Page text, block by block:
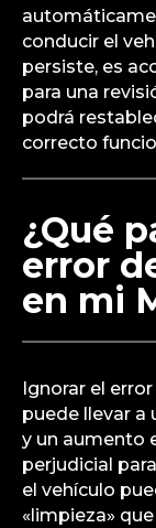
conducir el
persiste, es
para una
podrá
correcto
¿Qué
error
en mi
Ignorar el
puede llevar
y un aumento
perjudicial
el vehículo
«limpieza»